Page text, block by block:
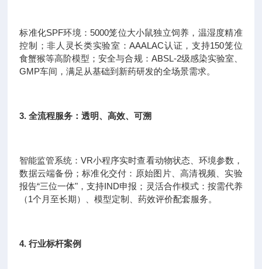
标准化SPF环境：5000笼位大小鼠独立饲养，温湿度精准
控制；非人灵长类实验室：AAALAC认证，支持150笼位
食蟹猴等高阶模型；安全与合规：ABSL-2级感染实验室、
GMP车间，满足从基础到新药研发的全场景需求。
3. 全流程服务：透明、高效、可溯
智能监管系统：VR小程序实时查看动物状态、环境参数，
数据云端备份；标准化交付：原始图片、高清视频、实验
报告“三位一体"，支持IND申报；灵活合作模式：按需代养
（1个月至长期）、模型定制、药效评价配套服务。
4. 行业标杆案例